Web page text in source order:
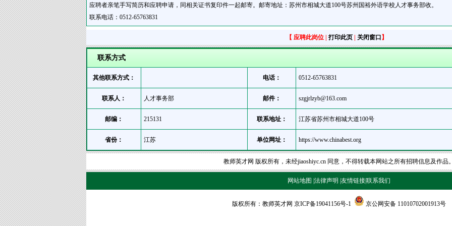
应聘者亲笔手写简历和应聘申请，同相关证书复印件一起邮寄。邮寄地址：苏州市相城大道100号苏州国裕外语学校人才事务部收。
联系电话：0512-65763831
【 应聘此岗位 打印此页 关闭窗口 】
联系方式
其他联系方式： 电话： 0512-65763831
联系人： 人才事务部 邮件： szgjrlzyb@163.com
邮编： 215131 联系地址： 江苏省苏州市相城大道100号
省份： 江苏 单位网址： https://www.chinabest.org
教师英才网 版权所有，未经jiaoshiyc.cn 同意，不得转载本网站之所有招聘信息及作品
网站地图 法律声明 友情链接联系我们
版权所有： 教师英才网 京ICP备19041156号-1 京公网安备 11010702001913号